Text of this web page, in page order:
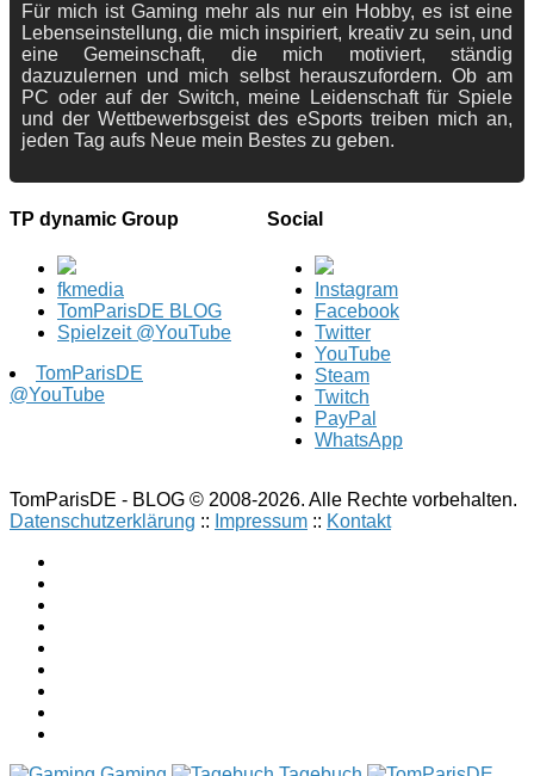
Für mich ist Gaming mehr als nur ein Hobby, es ist eine
Lebenseinstellung, die mich inspiriert, kreativ zu sein, und
eine Gemeinschaft, die mich motiviert, ständig
dazuzulernen und mich selbst herauszufordern. Ob am
PC oder auf der Switch, meine Leidenschaft für Spiele
und der Wettbewerbsgeist des eSports treiben mich an,
jeden Tag aufs Neue mein Bestes zu geben.
TP dynamic Group
fkmedia
TomParisDE BLOG
Spielzeit @YouTube
TomParisDE
@YouTube
Social
Instagram
Facebook
Twitter
YouTube
Steam
Twitch
PayPal
WhatsApp
TomParisDE - BLOG © 2008-2026. Alle Rechte vorbehalten.
Datenschutzerklärung :: Impressum :: Kontakt